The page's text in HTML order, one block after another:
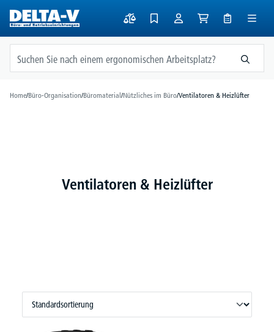
springen
Home/Büro-Organisation/Büromaterial/Nützliches im Büro/Ventilatoren & Heizlüfter
Ventilatoren & Heizlüfter